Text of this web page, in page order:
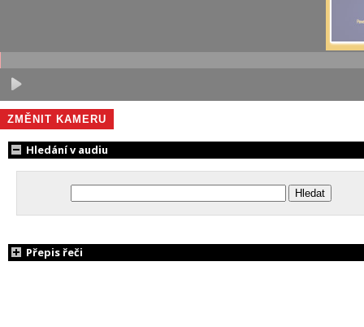
ZMĚNIT KAMERU
Hledání v audiu
Přepis řeči